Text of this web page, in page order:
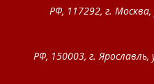
РФ, 117292, г.
РФ, 150003, г.